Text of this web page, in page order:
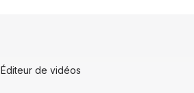
Éditeur de vidéos